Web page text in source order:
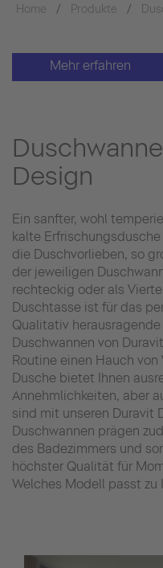
Home Produkte
Mehr erfahren
Design
Ein sanfter, wohl
kalte
die Duschvorlieben, so
der jeweiligen
rechteckig oder als
Duschtasse ist für das
Qualitativ
Duschwannen von
Routine einen Hauch
Dusche bietet Ihnen
Annehmlichkeiten, aber
sind mit unseren Duravit
Duschwannen prägen
des Badezimmers und
höchster Qualität für
Welches Modell passt zu